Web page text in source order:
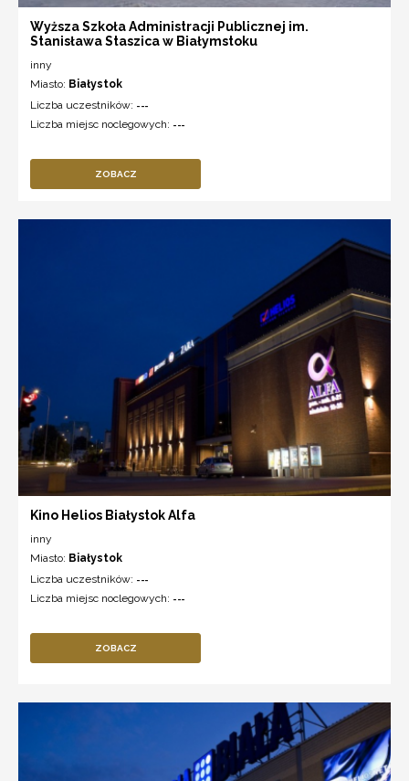
Wyższa Szkoła Administracji Publicznej im.
Stanisława Staszica w Białymstoku
inny
Miasto: Białystok
Liczba uczestników: ---
Liczba miejsc noclegowych: ---
ZOBACZ
Kino Helios Białystok Alfa
inny
Miasto: Białystok
Liczba uczestników: ---
Liczba miejsc noclegowych: ---
ZOBACZ